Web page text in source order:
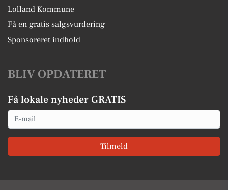
Lolland Kommune
Få en gratis salgsvurdering
Sponsoreret indhold
BLIV OPDATERET
Få lokale nyheder GRATIS
Email
Tilmeld